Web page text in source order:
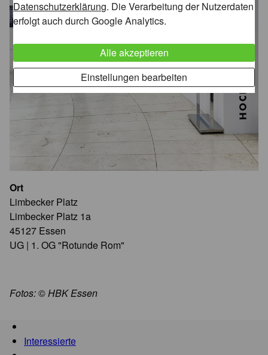
Ort
Limbecker Platz
Limbecker Platz 1a
45127 Essen
UG | 1. OG "Rotunde Rom"
Fotos:©HBK Essen
Interessierte
Datenschutzerklärung. Die Verarbeitung der Nutzerdaten
erfolgt auch durch Google Analytics.
Einstellungen bearbeiten
Alle akzeptieren